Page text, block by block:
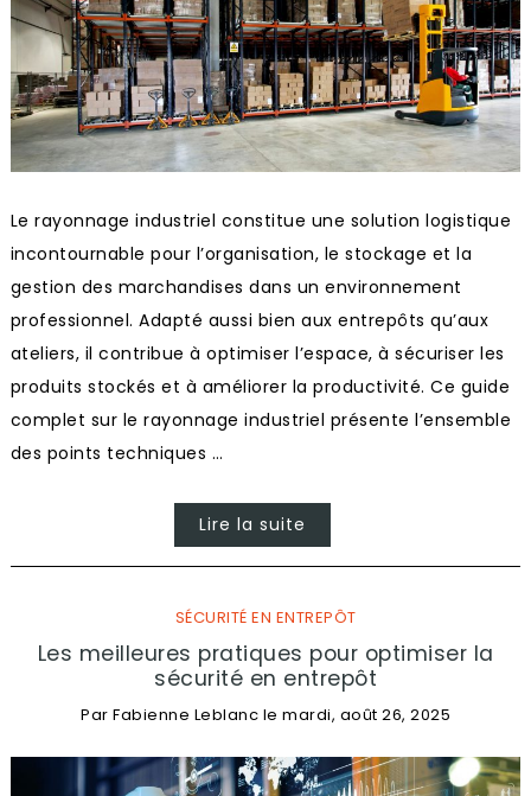
Le rayonnage industriel constitue une solution logistique
incontournable pour l’organisation, le stockage et la
gestion des marchandises dans un environnement
professionnel. Adapté aussi bien aux entrepôts qu’aux
ateliers, il contribue à optimiser l’espace, à sécuriser les
produits stockés et à améliorer la productivité. Ce guide
complet sur le rayonnage industriel présente l’ensemble
des points techniques …
Lire la suite
SÉCURITÉ EN ENTREPÔT
Les meilleures pratiques pour optimiser la
sécurité en entrepôt
Par Fabienne Leblanc le mardi, août 26, 2025